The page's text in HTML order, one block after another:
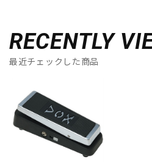
RECENTLY
最近チェックした商品